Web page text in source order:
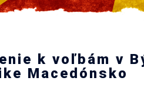
k voľbám v
Macedónsko